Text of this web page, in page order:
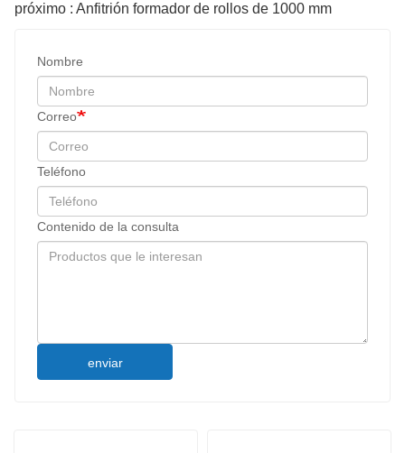
próximo : Anfitrión formador de rollos de 1000 mm
Nombre
Correo
Teléfono
Contenido de la consulta
enviar